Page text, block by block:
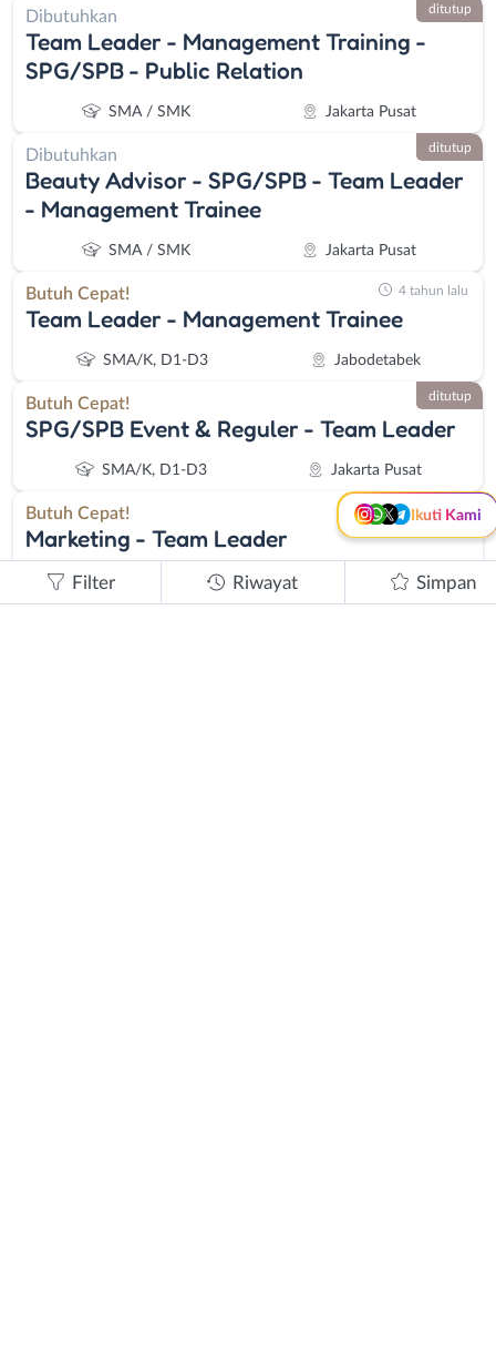
Dibutuhkan
Team Leader - Management Training -
SPG/SPB - Public Relation
SMA / SMK Jakarta Pusat
ditutup
Dibutuhkan
Beauty Advisor - SPG/SPB - Team Leader
- Management Trainee
SMA / SMK Jakarta Pusat
ditutup
Butuh Cepat!
Team Leader - Management Trainee
SMA/K, D1-D3 Jabodetabek
4 tahun lalu
Butuh Cepat!
SPG/SPB Event & Reguler - Team Leader
SMA/K, D1-D3 Jakarta Pusat
ditutup
Butuh Cepat!
Marketing - Team Leader
SMA/K, D1-D3 Jabodetabek
ditutup
Ikuti Kami
Instagram WhatsApp
Telegram
Kanal Lainnya..
Filter Riwayat Simpan